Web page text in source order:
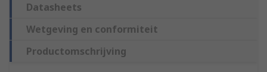
Datasheets
Wetgeving en conformiteit
Productomschrijving